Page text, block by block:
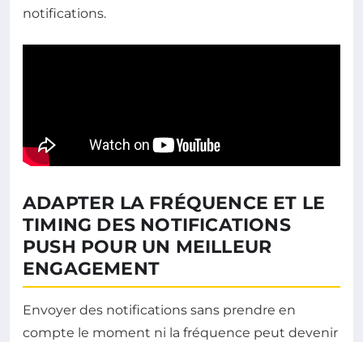
notifications.
ADAPTER LA FRÉQUENCE ET LE
TIMING DES NOTIFICATIONS
PUSH POUR UN MEILLEUR
ENGAGEMENT
Envoyer des notifications sans prendre en
compte le moment ni la fréquence peut devenir